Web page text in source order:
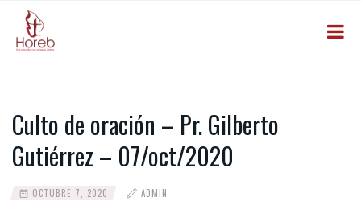
Culto de oración – Pr. Gilberto
Gutiérrez – 07/oct/2020
OCTUBRE 7, 2020
ADMIN